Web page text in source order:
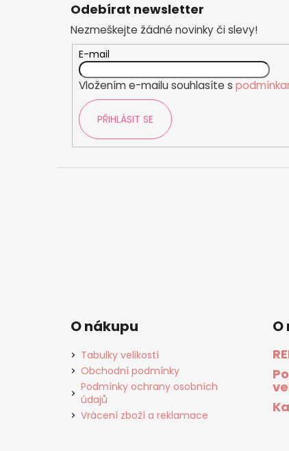
Odebírat newsletter
Nezmeškejte žádné novinky či slevy!
E-mail
Vložením e-mailu souhlasíte s
PŘIHLÁSIT SE
O nákupu
Tabulky velikostí
Obchodní podmínky
Podmínky ochrany osobních
údajů
Vrácení zboží a reklamace
O